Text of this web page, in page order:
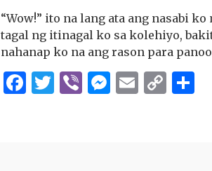
“Wow!” ito na lang ata ang nasabi
tagal ng itinagal ko sa kolehiyo,
nahanap ko na ang rason para
Facebook
Twitter
Viber Email
Copy